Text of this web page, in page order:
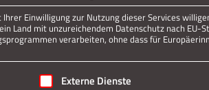
Einwilligung zur Nutzung dieser Services
Land mit unzureichendem Datenschutz nach
verarbeiten, ohne dass für
erteilt werden kann. Die erste
Externe Dienste